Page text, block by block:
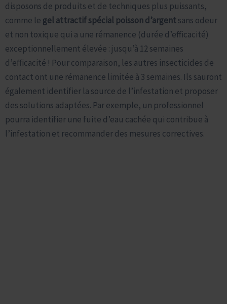
disposons de produits et de techniques plus puissants,
comme le gel attractif spécial poisson d’argentsans odeur
et non toxique qui a une rémanence (durée d’efficacité)
exceptionnellement élevée : jusqu’à 12 semaines
d’efficacité ! Pour comparaison, les autres insecticides de
contact ont une rémanence limitée à 3 semaines. Ils sauront
également identifier la source de l’infestation et proposer
des solutions adaptées. Par exemple, un professionnel
pourra identifier une fuite d’eau cachée qui contribue à
l’infestation et recommander des mesures correctives.